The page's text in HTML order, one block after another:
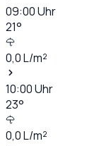
09:00Uhr
21°
0,0L/m²
10:00Uhr
23°
0,0L/m²